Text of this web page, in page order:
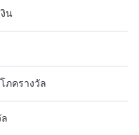
น
ภครางวัล